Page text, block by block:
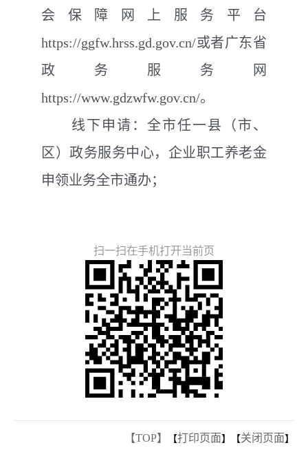
会保障网上服务平台
https://ggfw.hrss.gd.gov.cn/或者广东省
政务服务网
https://www.gdzwfw.gov.cn/。
线下申请：全市任一县（市、
区）政务服务中心， 企业职工养老金
申领业务全市通办；
扫一扫在手机打开当前页
【TOP】 【打印页面】【关闭页面】